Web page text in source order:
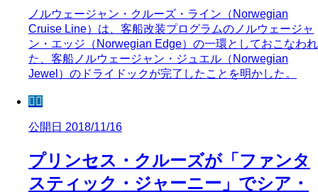
ノルウェージャン・クルーズ・ライン（Norwegian
Cruise Line）は、客船改装プログラムのノルウェージャ
ン・エッジ（Norwegian Edge）の一環としておこなわれ
た、客船ノルウェージャン・ジュエル（Norwegian
Jewel）のドライドックが完了したことを明かした。
🧜‍♀️
公開日 2018/11/16
プリンセス・クルーズが「ファンタ
スティック・ジャーニー」でシア・